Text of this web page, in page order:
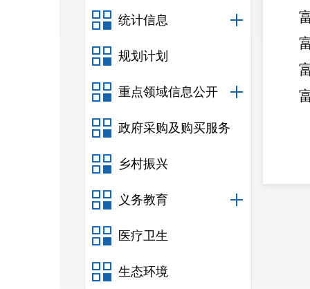
统计信息
规划计划
重点领域信息公开
政府采购及购买服务
乡村振兴
义务教育
医疗卫生
生态环境